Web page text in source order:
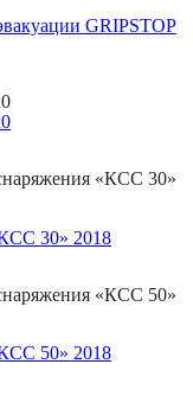
«КСС 30»
«КСС 50»